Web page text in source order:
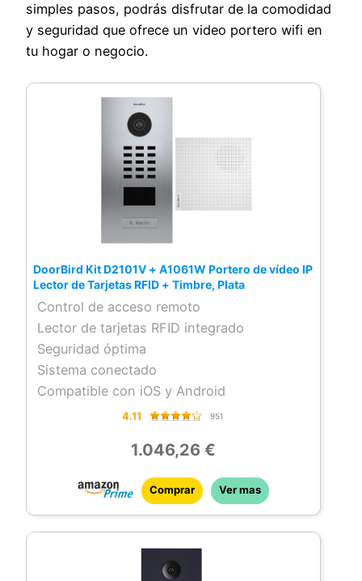
simples pasos, podrás disfrutar de la comodidad
y seguridad que ofrece un video portero wifi en
tu hogar o negocio.
DoorBird Kit D2101V + A1061W Portero de vídeo IP
Lector de Tarjetas RFID + Timbre, Plata
Control de acceso remoto
Lector de tarjetas RFID integrado
Seguridad óptima
Sistema conectado
Compatible con iOS y Android
4.11 951
1.046,26 €
Comprar Ver mas